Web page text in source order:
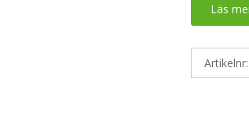
Läs
Artikelnr: